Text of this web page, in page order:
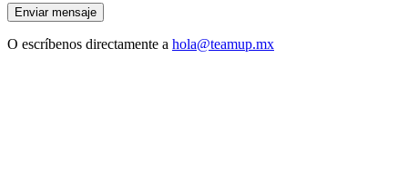
Enviar mensaje
O escríbenos directamente a hola@teamup.mx